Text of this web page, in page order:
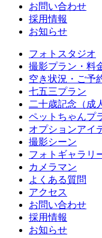
お問い合わせ
採用情報
お知らせ
フォトスタジオ
撮影プラン・料
空き状況・ご予
七五三プラン
二十歳記念（成
ペットちゃんプ
オプションアイ
撮影シーン
フォトギャラリ
カメラマン
よくある質問
アクセス
お問い合わせ
採用情報
お知らせ